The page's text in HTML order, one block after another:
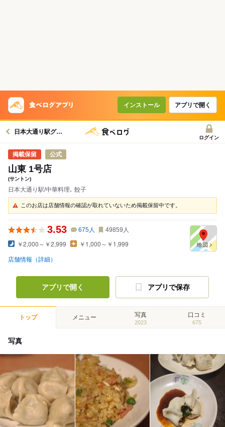
インストール アプリで開く
日本大通り駅グルメへ
ログイン
公式
山東 1号店
(サントン)
日本大通り駅/中華料理､ 餃子
このお店は店舗情報の確認が取れていないため掲載保留中です。
3.53 675人 49859 人
￥2,000～￥2,999 ￥1,000～￥1,999
店舗情報（詳細）
アプリで開く アプリで保存
トップ メニュー 写真
2023
口コミ
675
写真